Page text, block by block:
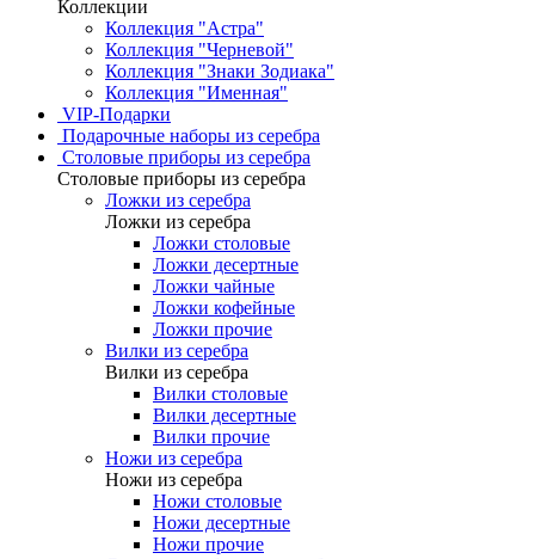
Коллекции
Коллекция "Астра"
Коллекция "Черневой"
Коллекция "Знаки Зодиака"
Коллекция "Именная"
VIP-Подарки
Подарочные наборы из серебра
Столовые приборы из серебра
Столовые приборы из серебра
Ложки из серебра
Ложки из серебра
Ложки столовые
Ложки десертные
Ложки чайные
Ложки кофейные
Ложки прочие
Вилки из серебра
Вилки из серебра
Вилки столовые
Вилки десертные
Вилки прочие
Ножи из серебра
Ножи из серебра
Ножи столовые
Ножи десертные
Ножи прочие